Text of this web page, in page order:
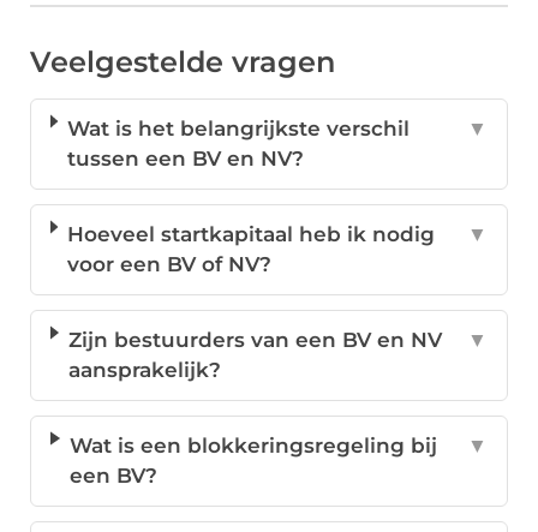
Veelgestelde vragen
Wat is het belangrijkste verschil
tussen een BV en NV?
▼
Hoeveel startkapitaal heb ik nodig
voor een BV of NV?
▼
Zijn bestuurders van een BV en NV
aansprakelijk?
▼
Wat is een blokkeringsregeling bij
een BV?
▼